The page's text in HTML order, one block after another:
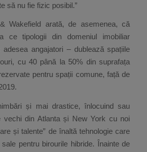
să nu fie fizic posibil.”
Wakefield arată, de asemenea, că
ce tipologii din domeniul imobiliar
angajatori – dublează spațiile
cu 40 până la 50% din suprafața
pentru spații comune, față de
și mai drastice, înlocuind sau
vechi din Atlanta și New York cu noi
și talente” de înaltă tehnologie care
pentru birourile hibride. Înainte de